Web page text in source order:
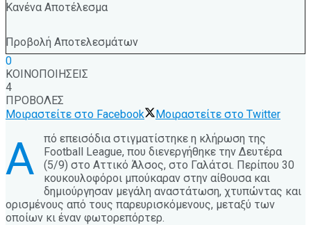
Κανένα Αποτέλεσμα
Προβολή Αποτελεσμάτων
0
ΚΟΙΝΟΠΟΙΗΣΕΙΣ
4
ΠΡΟΒΟΛΕΣ
Μοιραστείτε στο Facebook
Μοιραστείτε στο Twitter
Α
πό επεισόδια στιγματίστηκε η κλήρωση της
Football League, που διενεργήθηκε την Δευτέρα
(5/9) στο Αττικό Άλσος, στο Γαλάτσι. Περίπου 30
κουκουλοφόροι μπούκαραν στην αίθουσα και
δημιούργησαν μεγάλη αναστάτωση, χτυπώντας και
ορισμένους από τους παρευρισκόμενους, μεταξύ των
οποίων κι έναν φωτορεπόρτερ.